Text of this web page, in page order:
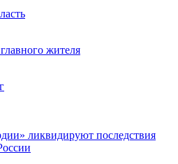
жителя
ликвидируют последствия